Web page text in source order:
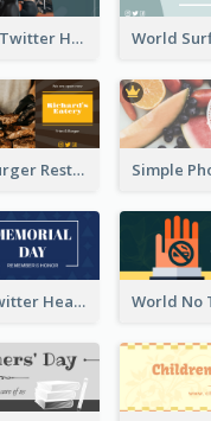
Fitness Training Twitter Header
Fries And Hamburger Restaurant Twitter Header
Memorial Day Twitter Header With Flag